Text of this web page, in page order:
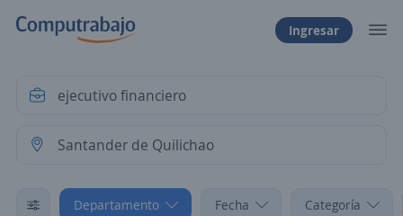
Ingresar
Departamento Fecha Categoría